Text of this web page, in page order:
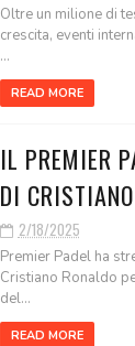
Oltre un milione di
crescita, eventi
...
READ MORE
IL PREMIER
DI
2/18/2025
Premier Padel ha
Cristiano Ronaldo
del...
READ MORE